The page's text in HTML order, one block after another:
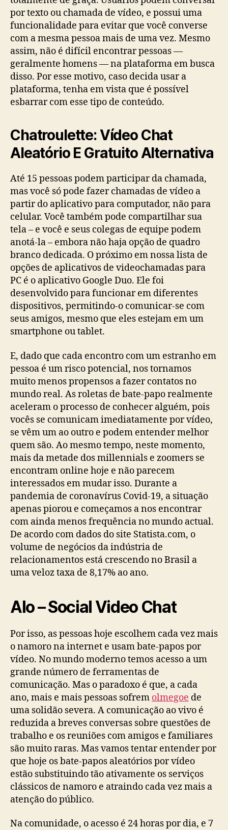
por texto ou chamada de vídeo, e possui uma
funcionalidade para evitar que você converse
com a mesma pessoa mais de uma vez. Mesmo
assim, não é difícil encontrar pessoas —
geralmente homens — na plataforma em busca
disso. Por esse motivo, caso decida usar a
plataforma, tenha em vista que é possível
esbarrar com esse tipo de conteúdo.
Chatroulette: Vídeo Chat
Aleatório E Gratuito Alternativa
Até 15 pessoas podem participar da chamada,
mas você só pode fazer chamadas de vídeo a
partir do aplicativo para computador, não para
celular. Você também pode compartilhar sua
tela – e você e seus colegas de equipe podem
anotá-la – embora não haja opção de quadro
branco dedicada. O próximo em nossa lista de
opções de aplicativos de videochamadas para
PC é o aplicativo Google Duo. Ele foi
desenvolvido para funcionar em diferentes
dispositivos, permitindo-o comunicar-se com
seus amigos, mesmo que eles estejam em um
smartphone ou tablet.
E, dado que cada encontro com um estranho em
pessoa é um risco potencial, nos tornamos
muito menos propensos a fazer contatos no
mundo real. As roletas de bate-papo realmente
aceleram o processo de conhecer alguém, pois
vocês se comunicam imediatamente por vídeo,
se vêm um ao outro e podem entender melhor
quem são. Ao mesmo tempo, neste momento,
mais da metade dos millennials e zoomers se
encontram online hoje e não parecem
interessados em mudar isso. Durante a
pandemia de coronavírus Covid-19, a situação
apenas piorou e começamos a nos encontrar
com ainda menos frequência no mundo actual.
De acordo com dados do site Statista.com, o
volume de negócios da indústria de
relacionamentos está crescendo no Brasil a
uma veloz taxa de 8,17% ao ano.
Alo – Social Video Chat
Por isso, as pessoas hoje escolhem cada vez mais
o namoro na internet e usam bate-papos por
vídeo. No mundo moderno temos acesso a um
grande número de ferramentas de
comunicação. Mas o paradoxo é que, a cada
ano, mais e mais pessoas sofrem olmegoe de
uma solidão severa. A comunicação ao vivo é
reduzida a breves conversas sobre questões de
trabalho e os reuniões com amigos e familiares
são muito raras. Mas vamos tentar entender por
que hoje os bate-papos aleatórios por vídeo
estão substituindo tão ativamente os serviços
clássicos de namoro e atraindo cada vez mais a
atenção do público.
Na comunidade, o acesso é 24 horas por dia, e 7